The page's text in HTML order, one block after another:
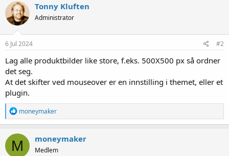
Tonny Kluften
Administrator
6 Jul 2024 #2
Lag alle produktbilder like store, f.eks. 500X500 px så ordner
det seg.
At det skifter ved mouseover er en innstilling i themet, eller et
plugin.
R
e
a
k
s
j
moneymaker
M moneymaker
Medlem